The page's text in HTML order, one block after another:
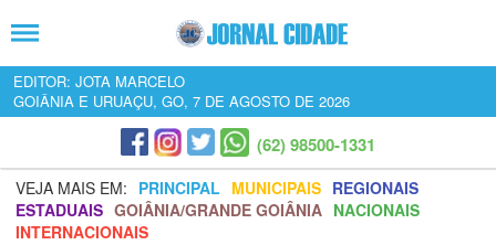
EDITOR: JOTA MARCELO
GOIÂNIA E URUAÇU, GO, 7 DE AGOSTO DE 2026
(62) 98500-1331
VEJA MAIS EM: PRINCIPAL MUNICIPAIS REGIONAIS
ESTADUAIS GOIÂNIA/GRANDE GOIÂNIA NACIONAIS
INTERNACIONAIS